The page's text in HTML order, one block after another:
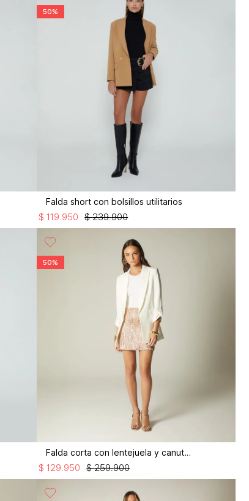
50%
Falda short con bolsillos utilitarios
$ 239.900
$ 119.950
50%
Falda corta con lentejuela y canutillo
$ 259.900
$ 129.950